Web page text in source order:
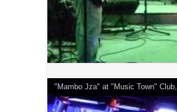
"Mambo Jza" at "Music Town"